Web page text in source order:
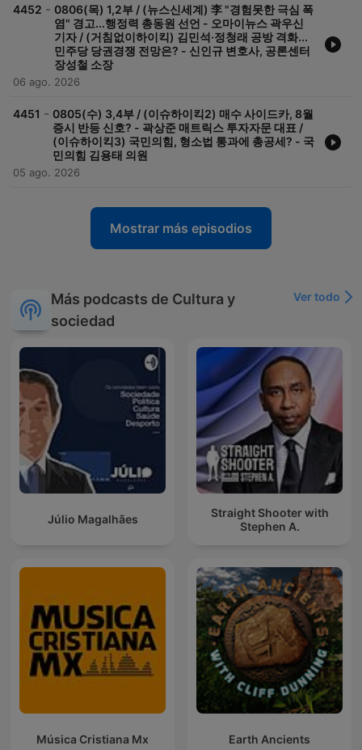
4452 - 0806(목) 1,2부 / (뉴스신세계) 李 "경험못한 극심 폭
염" 경고...행정력 총동원 선언 - 오마이뉴스 곽우신
기자 / (거침없이하이킥) 김민석·정청래 공방 격화...
민주당 당권경쟁 전망은? - 신인규 변호사, 공론센터
장성철 소장
06 ago. 2026
4451 - 0805(수) 3,4부 / (이슈하이킥2) 매수 사이드카, 8월
증시 반등 신호? - 곽상준 매트릭스 투자자문 대표 /
(이슈하이킥3) 국민의힘, 형소법 통과에 총공세? - 국
민의힘 김용태 의원
05 ago. 2026
Mostrar más episodios
Más podcasts de Cultura y
sociedad
Ver todo
Júlio Magalhães
Straight Shooter with
Stephen A.
Música Cristiana Mx Earth Ancients